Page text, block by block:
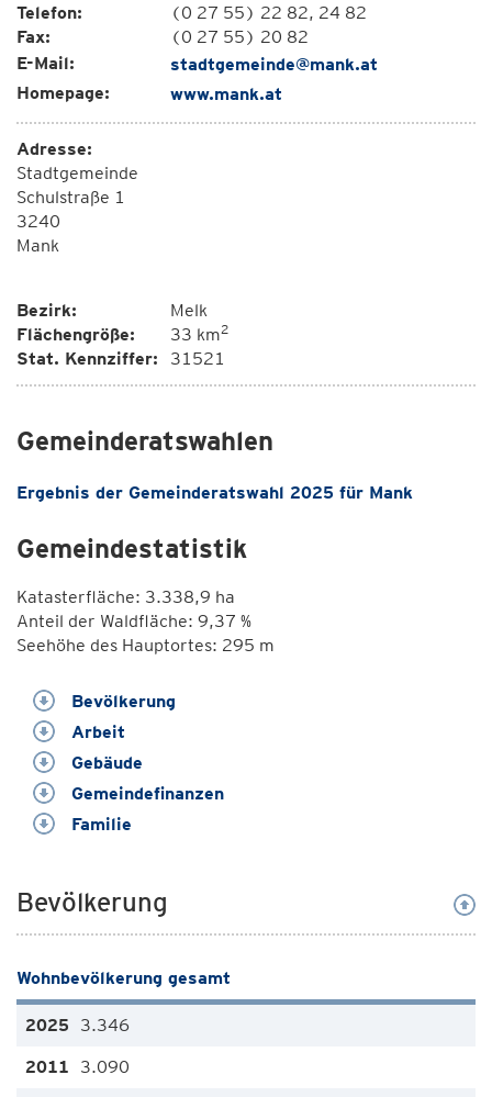
Telefon:
(0 27 55) 22 82, 24 82
Fax:
(0 27 55) 20 82
E-Mail:
stadtgemeinde@mank.at
Homepage:
www.mank.at
Adresse:
Stadtgemeinde
Schulstraße 1
3240
Mank
Bezirk:
Melk
Flächengröße:
33 km2
Stat. Kennziffer: 31521
Gemeinderatswahlen
Ergebnis der Gemeinderatswahl 2025 für Mank
Gemeindestatistik
Katasterfläche: 3.338,9 ha
Anteil der Waldfläche: 9,37 %
Seehöhe des Hauptortes: 295 m
Bevölkerung
Arbeit
Gebäude
Gemeindefinanzen
Familie
Bevölkerung
Wohnbevölkerung gesamt
3.346
3.090